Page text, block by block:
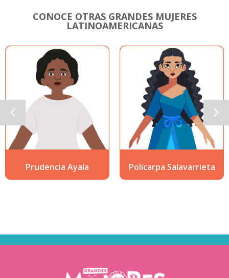
CONOCE OTRAS GRANDES MUJERES
LATINOAMERICANAS
Prudencia Ayala Policarpa Salavarrieta